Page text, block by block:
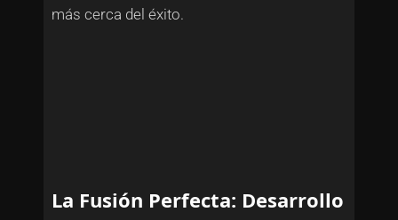
más cerca del éxito.
La Fusión Perfecta: Desarrollo